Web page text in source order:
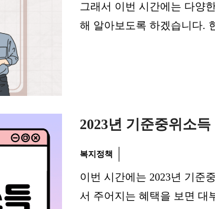
그래서 이번 시간에는 다양
해 알아보도록 하겠습니다.
2023년 기준중위소
복지정책
이번 시간에는 2023년 기준
서 주어지는 혜택을 보면 대